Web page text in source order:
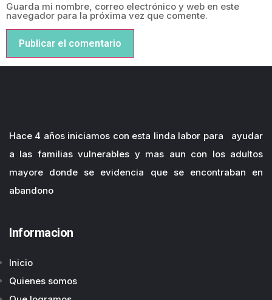
Guarda mi nombre, correo electrónico y web en este
navegador para la próxima vez que comente.
Hace 4 años iniciamos con esta linda labor para ayudar
a las familias vulnerables y mas aun con los adultos
mayore donde se evidencia que se encontraban en
abandono
Informacion
Inicio
Quienes somos